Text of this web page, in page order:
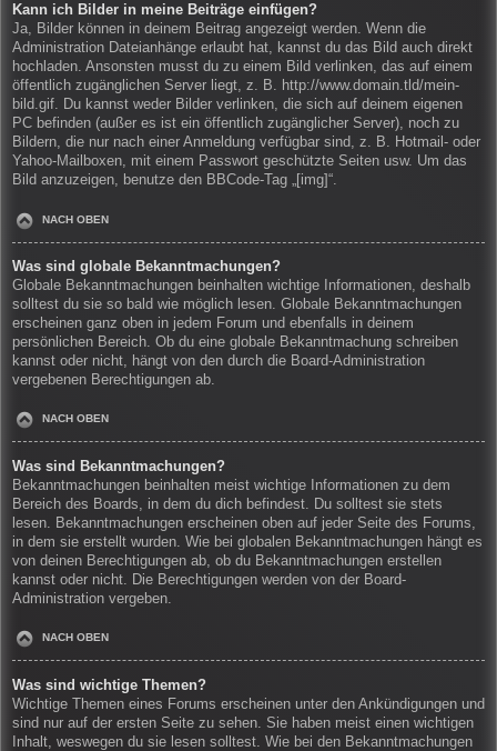
Kann ich Bilder in meine Beiträge einfügen?
Ja, Bilder können in deinem Beitrag angezeigt werden. Wenn die
Administration Dateianhänge erlaubt hat, kannst du das Bild auch direkt
hochladen. Ansonsten musst du zu einem Bild verlinken, das auf einem
öffentlich zugänglichen Server liegt, z. B. http://www.domain.tld/mein-
bild.gif. Du kannst weder Bilder verlinken, die sich auf deinem eigenen
PC befinden (außer es ist ein öffentlich zugänglicher Server), noch zu
Bildern, die nur nach einer Anmeldung verfügbar sind, z. B. Hotmail- oder
Yahoo-Mailboxen, mit einem Passwort geschützte Seiten usw. Um das
Bild anzuzeigen, benutze den BBCode-Tag „[img]“.
NACH OBEN
Was sind globale Bekanntmachungen?
Globale Bekanntmachungen beinhalten wichtige Informationen, deshalb
solltest du sie so bald wie möglich lesen. Globale Bekanntmachungen
erscheinen ganz oben in jedem Forum und ebenfalls in deinem
persönlichen Bereich. Ob du eine globale Bekanntmachung schreiben
kannst oder nicht, hängt von den durch die Board-Administration
vergebenen Berechtigungen ab.
NACH OBEN
Was sind Bekanntmachungen?
Bekanntmachungen beinhalten meist wichtige Informationen zu dem
Bereich des Boards, in dem du dich befindest. Du solltest sie stets
lesen. Bekanntmachungen erscheinen oben auf jeder Seite des Forums,
in dem sie erstellt wurden. Wie bei globalen Bekanntmachungen hängt es
von deinen Berechtigungen ab, ob du Bekanntmachungen erstellen
kannst oder nicht. Die Berechtigungen werden von der Board-
Administration vergeben.
NACH OBEN
Was sind wichtige Themen?
Wichtige Themen eines Forums erscheinen unter den Ankündigungen und
sind nur auf der ersten Seite zu sehen. Sie haben meist einen wichtigen
Inhalt, weswegen du sie lesen solltest. Wie bei den Bekanntmachungen